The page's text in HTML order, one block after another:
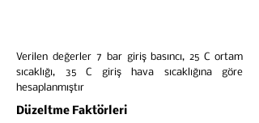
Verilen değerler 7 bar giriş basıncı, 25 C ortam
sıcaklığı, 35 C giriş hava sıcaklığına göre
hesaplanmıştır
Düzeltme Faktörleri